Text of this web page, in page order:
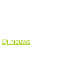
Dj nieuws